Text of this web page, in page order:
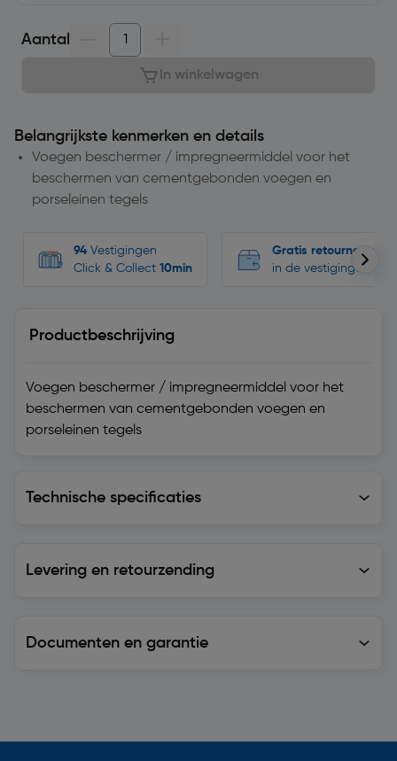
Aantal
In winkelwagen
Belangrijkste kenmerken en details
Voegen beschermer / impregneermiddel voor het
beschermen van cementgebonden voegen en
porseleinen tegels
94 Vestigingen
Click & Collect 10min
Gratis retourneren
in de vestigingen
Productbeschrijving
Voegen beschermer / impregneermiddel voor het
beschermen van cementgebonden voegen en
porseleinen tegels
Technische specificaties
Levering en retourzending
Documenten en garantie